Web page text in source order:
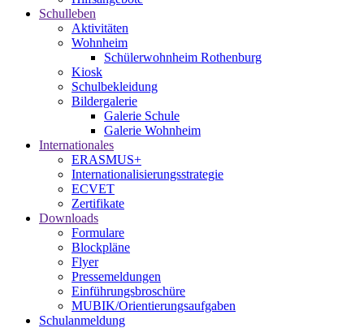
Schulleben
Aktivitäten
Wohnheim
Schülerwohnheim Rothenburg
Kiosk
Schulbekleidung
Bildergalerie
Galerie Schule
Galerie Wohnheim
Internationales
ERASMUS+
Internationalisierungsstrategie
ECVET
Zertifikate
Downloads
Formulare
Blockpläne
Flyer
Pressemeldungen
Einführungsbroschüre
MUBIK/Orientierungsaufgaben
Schulanmeldung